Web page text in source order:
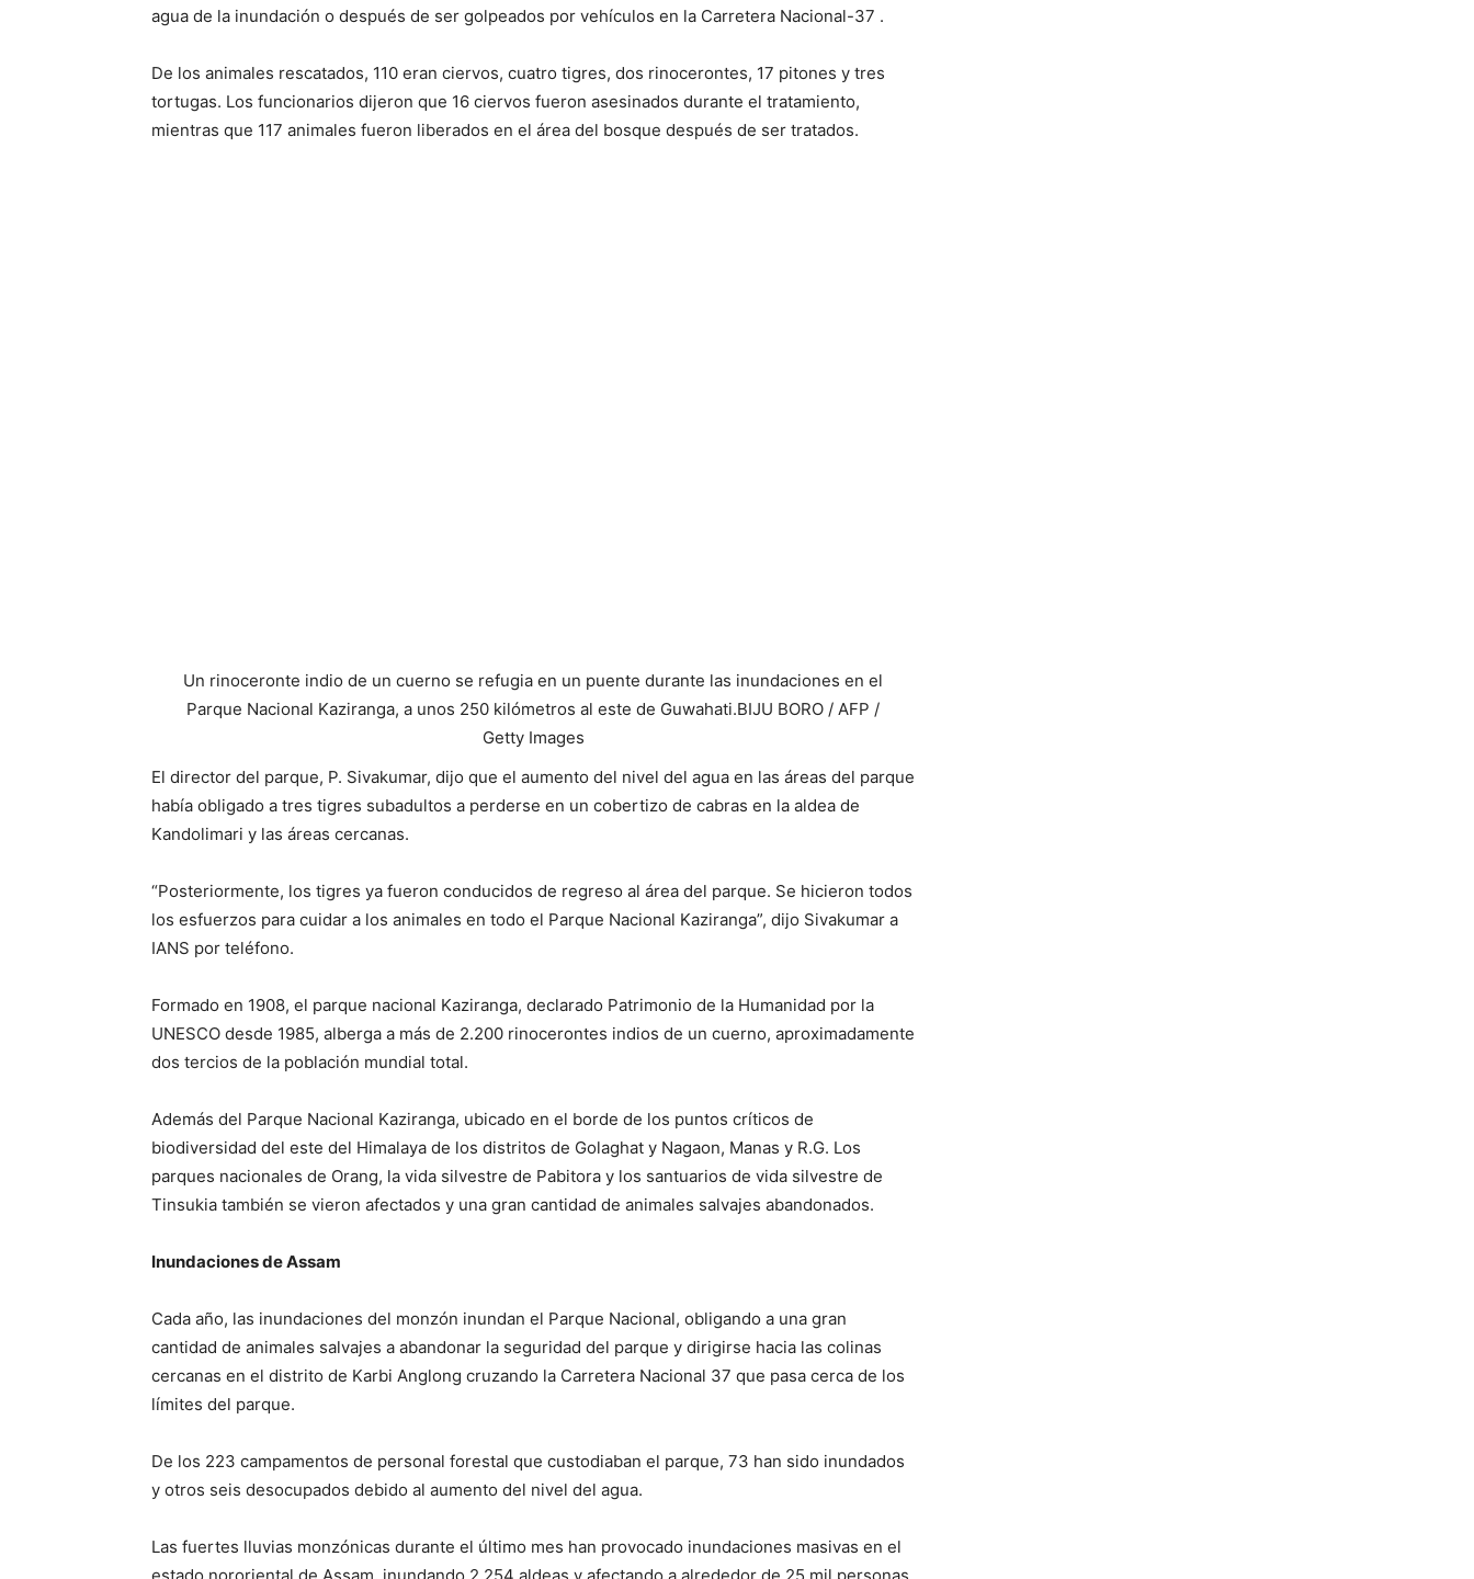
agua de la inundación o después de ser golpeados por vehículos en la Carretera Nacional-37 .
De los animales rescatados, 110 eran ciervos, cuatro tigres, dos rinocerontes, 17 pitones y tres
tortugas. Los funcionarios dijeron que 16 ciervos fueron asesinados durante el tratamiento,
mientras que 117 animales fueron liberados en el área del bosque después de ser tratados.
había obligado a tres tigres subadultos a perderse en un cobertizo de cabras en la aldea de
Kandolimari y las áreas cercanas.
“Posteriormente, los tigres ya fueron conducidos de regreso al área del parque. Se hicieron todos
los esfuerzos para cuidar a los animales en todo el Parque Nacional Kaziranga”, dijo Sivakumar a
IANS por teléfono.
UNESCO desde 1985, alberga a más de 2.200 rinocerontes indios de un cuerno, aproximadamente
dos tercios de la población mundial total.
biodiversidad del este del Himalaya de los distritos de Golaghat y Nagaon, Manas y R.G. Los
parques nacionales de Orang, la vida silvestre de Pabitora y los santuarios de vida silvestre de
Tinsukia también se vieron afectados y una gran cantidad de animales salvajes abandonados.
Inundaciones de Assam
Cada año, las inundaciones del monzón inundan el Parque Nacional, obligando a una gran
cantidad de animales salvajes a abandonar la seguridad del parque y dirigirse hacia las colinas
límites del parque.
De los 223 campamentos de personal forestal que custodiaban el parque, 73 han sido inundados
y otros seis desocupados debido al aumento del nivel del agua.
Las fuertes lluvias monzónicas durante el último mes han provocado inundaciones masivas en el
y 109,600 hectáreas de área de cultivo en 24 de los 33 distritos.
momento en 21 distritos, mientras que otros 26 fueron asesinados en deslizamientos de tierra